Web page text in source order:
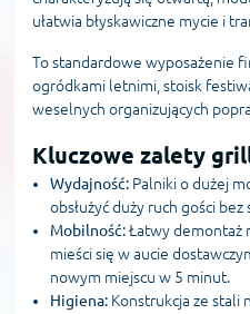
ułatwia błyskawiczne mycie i
To standardowe wyposażenie
ogródkami letnimi, stoisk
weselnych organizujących
Kluczowe zalety
Wydajność: Palniki o dużej
obsłużyć duży ruch gości
Mobilność:Łatwy demontaż
mieści się w aucie
nowym miejscu w 5 minut.
Higiena: Konstrukcja ze stali